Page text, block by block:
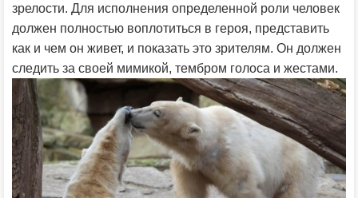
зрелости. Для исполнения определенной роли человек
должен полностью воплотиться в героя, представить
как и чем он живет, и показать это зрителям. Он должен
следить за своей мимикой, тембром голоса и жестами.